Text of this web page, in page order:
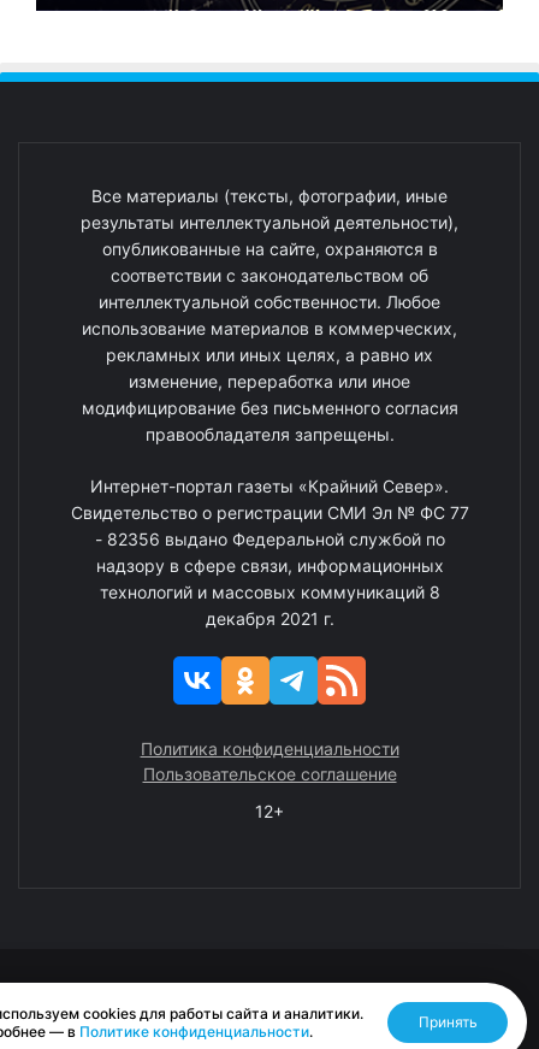
Все материалы (тексты, фотографии, иные
результаты интеллектуальной деятельности),
опубликованные на сайте, охраняются в
соответствии с законодательством об
интеллектуальной собственности. Любое
использование материалов в коммерческих,
рекламных или иных целях, а равно их
изменение, переработка или иное
модифицирование без письменного согласия
правообладателя запрещены.
Интернет-портал газеты «Крайний Север».
Свидетельство о регистрации СМИ Эл № ФС 77
- 82356 выдано Федеральной службой по
надзору в сфере связи, информационных
технологий и массовых коммуникаций 8
декабря 2021 г.
Политика конфиденциальности
Пользовательское соглашение
12+
Разработано RASA
cookies для работы сайта и аналитики.
— в Политике конфиденциальности.
Принять